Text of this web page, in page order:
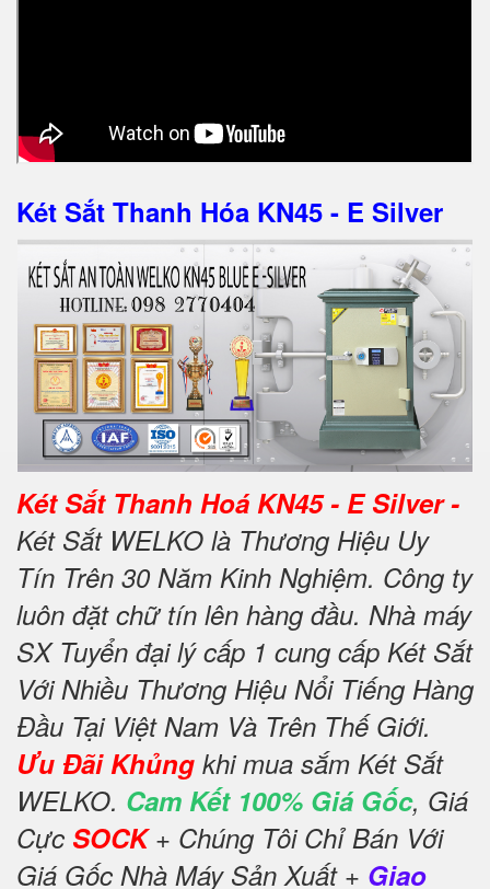
Két Sắt Thanh Hóa KN45 - E Silver
Két Sắt Thanh Hoá KN45 - E Silver -
Két Sắt WELKO là Thương Hiệu Uy
Tín Trên 30 Năm Kinh Nghiệm. Công ty
luôn đặt chữ tín lên hàng đầu. Nhà máy
SX Tuyển đại lý cấp 1 cung cấp Két Sắt
Với Nhiều Thương Hiệu Nổi Tiếng Hàng
Đầu Tại Việt Nam Và Trên Thế Giới.
Ưu Đãi Khủng khi mua sắm Két Sắt
WELKO. Cam Kết 100% Giá Gốc, Giá
Cực SOCK+ Chúng Tôi Chỉ Bán Với
Giá Gốc Nhà Máy Sản Xuất + Giao